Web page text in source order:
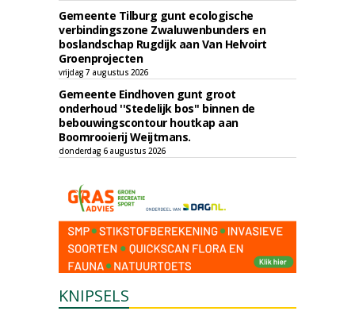
Gemeente Tilburg gunt ecologische
verbindingszone Zwaluwenbunders en
boslandschap Rugdijk aan Van Helvoirt
Groenprojecten
vrijdag 7 augustus 2026
Gemeente Eindhoven gunt groot
onderhoud ''Stedelijk bos'' binnen de
bebouwingscontour houtkap aan
Boomrooierij Weijtmans.
donderdag 6 augustus 2026
KNIPSELS